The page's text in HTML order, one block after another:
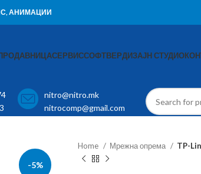
АНИМАЦИИ
СЕРВИССОФТВЕРДИЗАЈН СТУДИО
nitro@nitro.mk
nitrocomp@gmail.com
-5%
Home
Мрежна опрема TP-